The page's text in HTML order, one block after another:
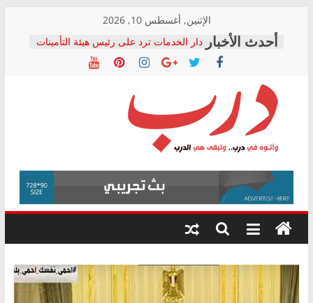
content
الإثنين, أغسطس 10, 2026
دار الخدمات ترد على رئيس هيئة التأمينات
بعد مؤتمره الصحفي: إنكار الأزمة لا ينهي
معاناة أصحاب المعاشات.. ونطالب بكشف
فرحات سليمان يكتب: القطاع الصحي إلى
أين؟
حزب التحالف الشعبي يطلق لجنة “الحق
في الصحة” بالإسكندرية لرصد الانتهاكات
ودعم المرضى
الوزاري لمدينة الصحفيين.. وانتهاء أعمال
إنشاء المبنى الإداري
المجلس القومي لحقوق الإنسان يعلن
متابعة قضية الدكتور محمد زهران.. ويؤكد:
قرينة البراءة وضمانات المحاكمة العادلة
درب
وأتوه
درب..
وتبقى
هي